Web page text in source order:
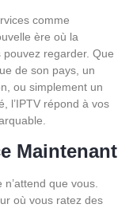
comme
ère où la
regarder. Que
de son pays, un
ou simplement un
l’IPTV répond à vos
Maintenant
que vous.
où vous ratez des